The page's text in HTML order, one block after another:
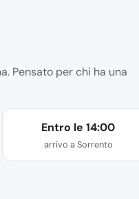
Pensato per chi ha una
Entro le 14:00
arrivo a Sorrento